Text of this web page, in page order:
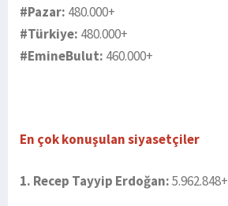
#Pazar: 480.000+
#Türkiye: 480.000+
#EmineBulut: 460.000+
En çok konuşulan siyasetçiler
1. Recep Tayyip Erdoğan:5.962.848+